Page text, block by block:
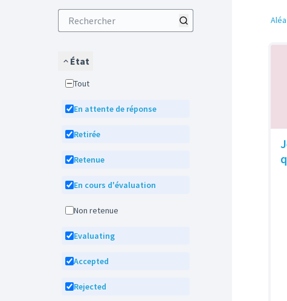
État
Tout
En attente de réponse
Retirée
Retenue
En cours d'évaluation
Non retenue
Evaluating
Accepted
Rejected